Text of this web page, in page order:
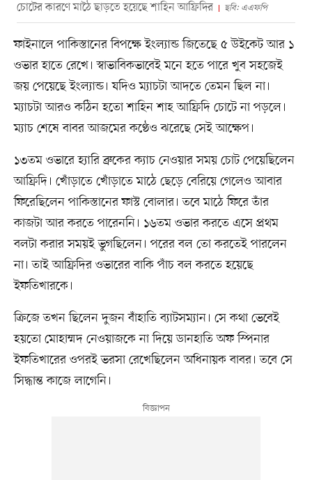
চোটের কারণে মাঠৈ ছাড়তে হয়েছে শাহিন আফ্রিদির ছবি: এএফপি
ফাইনালে পাকিস্তানের বিপক্ষে ইংল্যান্ড জিতেছে ৫ উইকেট আর ১
ওভার হাতে রেখে। স্বাভাবিকভাবেই মনে হতে পারে খুব সহজেই
জয় পেয়েছে ইংল্যান্ড। যদিও ম্যাচটা আদতে তেমন ছিল না।
ম্যাচটা আরও কঠিন হতো শাহিন শাহ আফ্রিদি চোটে না পড়লে।
ম্যাচ শেষে বাবর আজমের কণ্ঠেও ঝরেছে সেই আক্ষেপ।
১৩তম ওভারে হ্যারি ব্রুকের ক্যাচ নেওয়ার সময় চোট পেয়েছিলেন
আফ্রিদি। খোঁড়াতে খোঁড়াতে মাঠে ছেড়ে বেরিয়ে গেলেও আবার
ফিরেছিলেন পাকিস্তানের ফাস্ট বোলার। তবে মাঠে ফিরে তাঁর
কাজটা আর করতে পারেননি। ১৬তম ওভার করতে এসে প্রথম
বলটা করার সময়ই ভুগছিলেন। পরের বল তো করতেই পারলেন
না। তাই আফ্রিদির ওভারের বাকি পাঁচ বল করতে হয়েছে
ইফতিখারকে।
ক্রিজে তখন ছিলেন দুজন বাঁহাতি ব্যাটসম্যান। সে কথা ভেবেই
হয়তো মোহাম্মদ নেওয়াজকে না দিয়ে ডানহাতি অফ স্পিনার
ইফতিখারের ওপরই ভরসা রেখেছিলেন অধিনায়ক বাবর। তবে সে
সিদ্ধান্ত কাজে লাগেনি।